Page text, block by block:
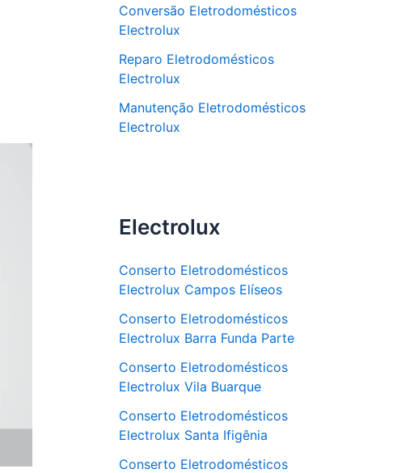
Conversão Eletrodomésticos
Electrolux
Reparo Eletrodomésticos
Electrolux
Manutenção Eletrodomésticos
Electrolux
Electrolux
Conserto Eletrodomésticos
Electrolux Campos Elíseos
Conserto Eletrodomésticos
Electrolux Barra Funda Parte
Conserto Eletrodomésticos
Electrolux Vila Buarque
Conserto Eletrodomésticos
Electrolux Santa Ifigênia
Conserto Eletrodomésticos